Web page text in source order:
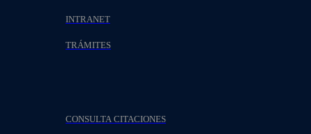
INTRANET
TRÁMITES
CONSULTA CITACIONES